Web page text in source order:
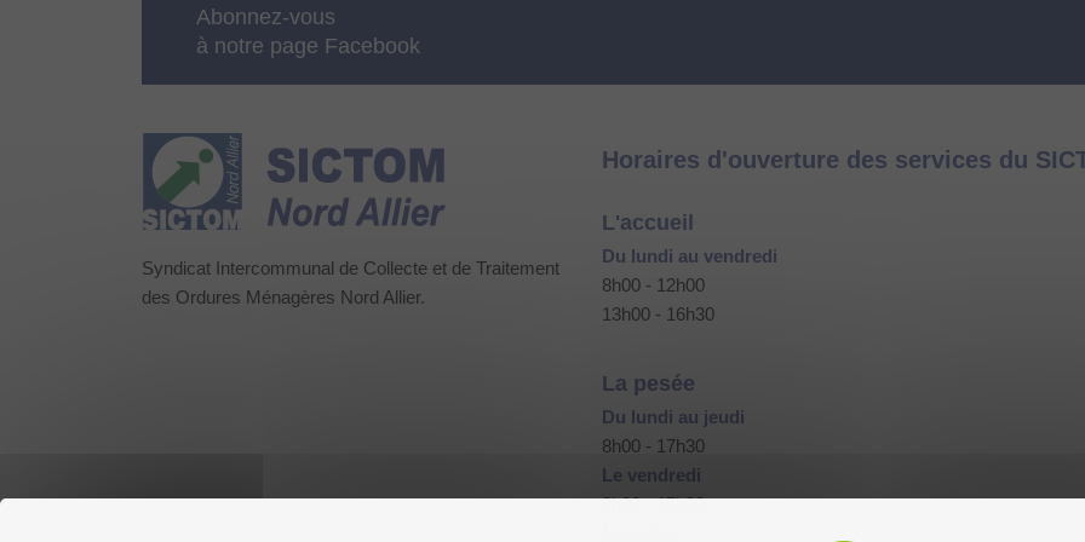
Abonnez-vous
à notre page Facebook
Syndicat Intercommunal de Collecte et de Traitement
des Ordures Ménagères Nord Allier.
Horaires d'ouverture des services du
L'accueil
Du lundi au vendredi
8h00 - 12h00
13h00 - 16h30
La pesée
Du lundi au jeudi
8h00 - 17h30
Le vendredi
8h00 - 17h00